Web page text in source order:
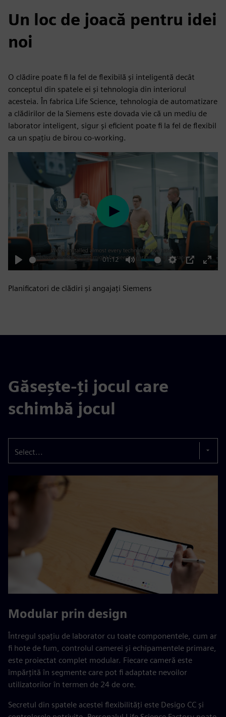
Un loc de joacă pentru idei
noi
O clădire poate fi la fel de flexibilă și inteligentă decât
conceptul din spatele ei și tehnologia din interiorul
acesteia. În fabrica Life Science, tehnologia de automatizare
a clădirilor de la Siemens este dovada vie că un mediu de
laborator inteligent, sigur și eficient poate fi la fel de flexibil
ca un spațiu de birou co-working.
Play
01:12
Mute Settings
PIP
Enter
Play
Planificatori de clădiri și angajați Siemens
Găsește-ți jocul care
schimbă jocul
Select...
Modular prin design
Întregul spațiu de laborator cu toate componentele, cum ar
fi hote de fum, controlul camerei și echipamentele primare,
este proiectat complet modular. Fiecare cameră este
împărțită în segmente care pot fi adaptate nevoilor
utilizatorilor în termen de 24 de ore.
Secretul din spatele acestei flexibilități este Desigo CC și